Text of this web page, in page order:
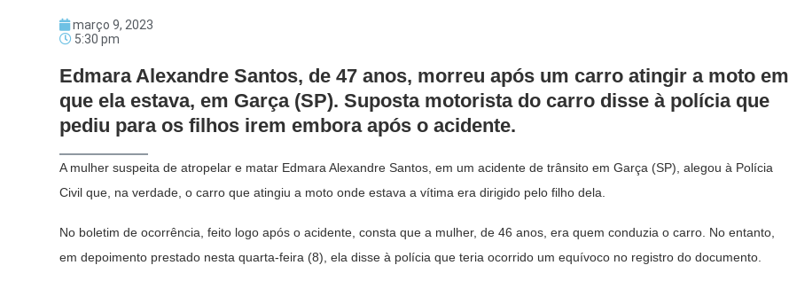
março 9, 2023
5:30 pm
Edmara Alexandre Santos, de 47 anos, morreu após um carro atingir a moto em
que ela estava, em Garça (SP). Suposta motorista do carro disse à polícia que
pediu para os filhos irem embora após o acidente.
A mulher suspeita de atropelar e matar Edmara Alexandre Santos, em um acidente de trânsito em Garça (SP), alegou à Polícia
Civil que, na verdade, o carro que atingiu a moto onde estava a vítima era dirigido pelo filho dela.
No boletim de ocorrência, feito logo após o acidente, consta que a mulher, de 46 anos, era quem conduzia o carro. No entanto,
em depoimento prestado nesta quarta-feira (8), ela disse à polícia que teria ocorrido um equívoco no registro do documento.